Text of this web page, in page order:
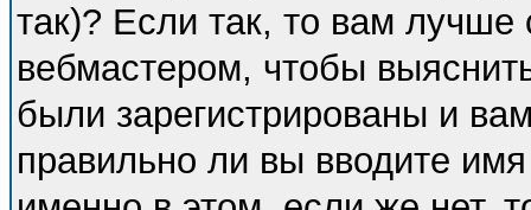
так)? Если так, то вам лучше
вебмастером, чтобы
были зарегистрированы и
правильно ли вы вводите